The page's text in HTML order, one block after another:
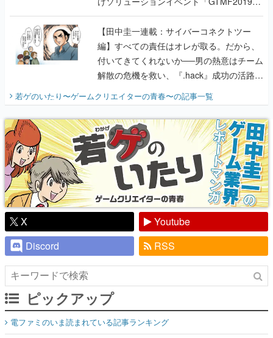
に行って、より理解を深めよう【PR】
【田中圭一連載：サイバーコネクトツー
編】すべての責任はオレが取る。だから、
付いてきてくれないか──男の熱意はチーム
解散の危機を救い、『.hack』成功の活路を
『少年ジャンプ』色だった【若ゲのいた
り】
若ゲのいたり〜ゲームクリエイターの青春〜の記事一覧
X
Youtube
Discord
RSS
ピックアップ
電ファミのいま読まれている記事ランキング